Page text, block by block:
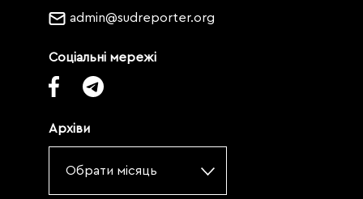
admin@sudreporter.org
Соціальні мережі
Архіви
Обрати місяць